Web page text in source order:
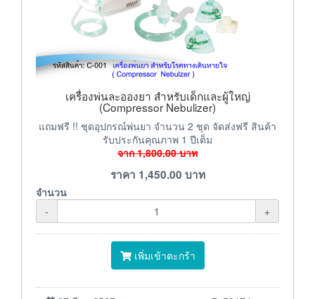
เครื่องพ่นละอองยา สำหรับเด็กและผู้ใหญ่
(Compressor Nebulizer)
แถมฟรี !! ชุดอุปกรณ์พ่นยา จำนวน 2 ชุด จัดส่งฟรี สินค้า
รับประกันคุณภาพ 1 ปีเต็ม
จาก1,800.00บาท
ราคา 1,450.00 บาท
จำนวน
-
+
เพิ่มเข้าตะกร้า